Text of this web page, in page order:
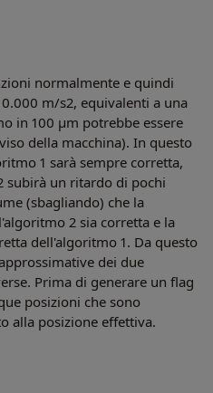
normalmente e quindi
m/s2, equivalenti a una
in 100 µm potrebbe essere
della macchina). In questo
1 sarà sempre corretta,
subirà un ritardo di pochi
(sbagliando) che la
2 sia corretta e la
dell'algoritmo 1. Da questo
dei due
Prima di generare un flag
posizioni che sono
alla posizione effettiva.